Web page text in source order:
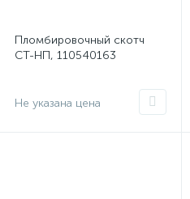
Пломбировочный скотч
СТ-НП, 110540163
Не указана цена